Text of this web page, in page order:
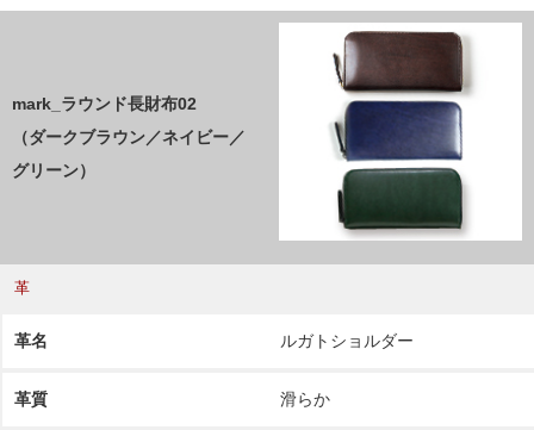
mark_ラウンド長財布02
（ダークブラウン／ネイビー／
グリーン）
革
革名 ルガトショルダー
革質 滑らか